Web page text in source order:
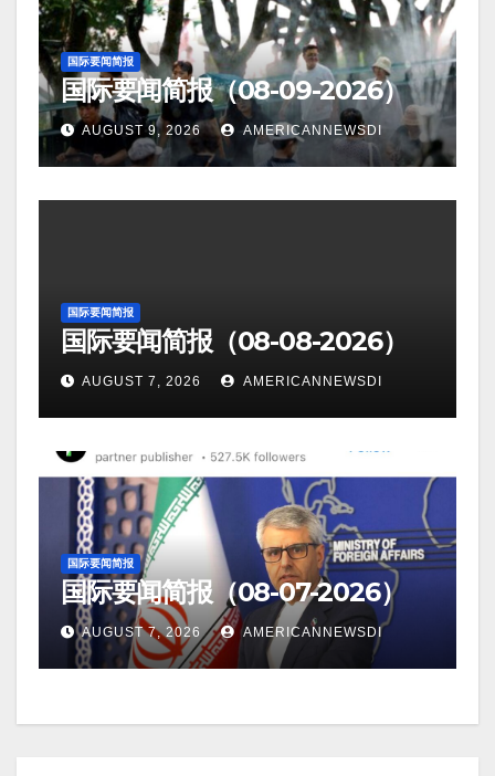
国际要闻简报
国际要闻简报（08-09-2026）
AUGUST 9, 2026 AMERICANNEWSDI
国际要闻简报
国际要闻简报（08-08-2026）
AUGUST 7, 2026 AMERICANNEWSDI
国际要闻简报
国际要闻简报（08-07-2026）
AUGUST 7, 2026 AMERICANNEWSDI